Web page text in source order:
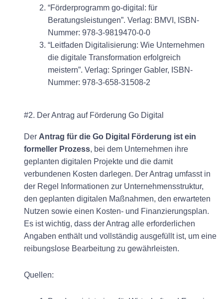
“Förderprogramm go-digital: für
Beratungsleistungen”. Verlag: BMVI, ISBN-
Nummer: 978-3-9819470-0-0
“Leitfaden Digitalisierung: Wie Unternehmen
die digitale Transformation erfolgreich
meistern”. Verlag: Springer Gabler, ISBN-
Nummer: 978-3-658-31508-2
#2. Der Antrag auf Förderung Go Digital
Der Antrag für die Go Digital Förderung ist ein
formeller Prozess, bei dem Unternehmen ihre
geplanten digitalen Projekte und die damit
verbundenen Kosten darlegen. Der Antrag umfasst in
der Regel Informationen zur Unternehmensstruktur,
den geplanten digitalen Maßnahmen, den erwarteten
Nutzen sowie einen Kosten- und Finanzierungsplan.
Es ist wichtig, dass der Antrag alle erforderlichen
Angaben enthält und vollständig ausgefüllt ist, um eine
reibungslose Bearbeitung zu gewährleisten.
Quellen: